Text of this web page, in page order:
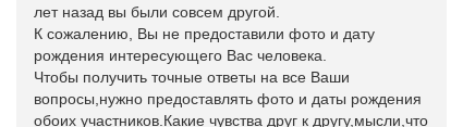
лет назад вы были совсем другой.
К сожалению, Вы не предоставили фото и дату
рождения интересующего Вас человека.
Чтобы получить точные ответы на все Ваши
вопросы,нужно предоставлять фото и даты рождения
обоих участников.Какие чувства друг к другу,мысли,что